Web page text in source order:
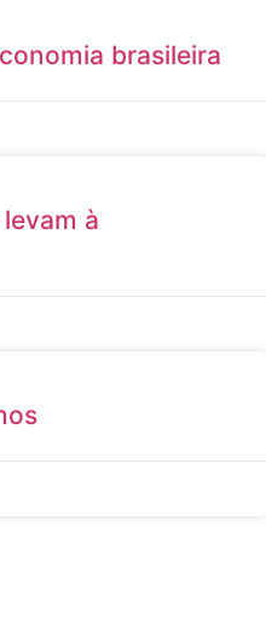
brasileira
à